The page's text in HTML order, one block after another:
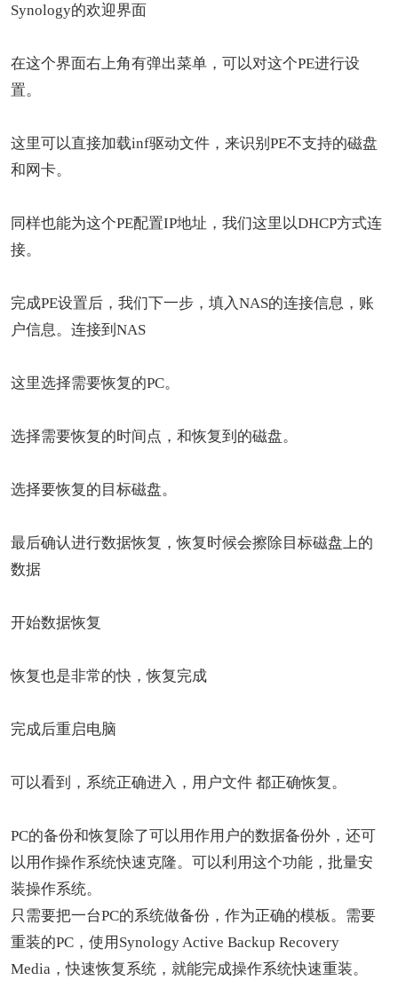
Synology的欢迎界面
在这个界面右上角有弹出菜单，可以对这个PE进行设
置。
这里可以直接加载inf驱动文件，来识别PE不支持的磁盘
和网卡。
同样也能为这个PE配置IP地址，我们这里以DHCP方式连
接。
完成PE设置后，我们下一步，填入NAS的连接信息，账
户信息。连接到NAS
这里选择需要恢复的PC。
选择需要恢复的时间点，和恢复到的磁盘。
选择要恢复的目标磁盘。
最后确认进行数据恢复，恢复时候会擦除目标磁盘上的
数据
开始数据恢复
恢复也是非常的快，恢复完成
完成后重启电脑
可以看到，系统正确进入，用户文件 都正确恢复。
PC的备份和恢复除了可以用作用户的数据备份外，还可
以用作操作系统快速克隆。可以利用这个功能，批量安
装操作系统。
只需要把一台PC的系统做备份，作为正确的模板。需要
重装的PC，使用Synology Active Backup Recovery
Media，快速恢复系统，就能完成操作系统快速重装。